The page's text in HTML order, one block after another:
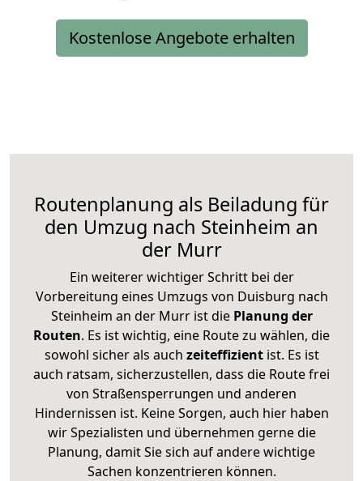
Kostenlose Angebote erhalten
Routenplanung als Beiladung für
den Umzug nach Steinheim an
der Murr
Ein weiterer wichtiger Schritt bei der
Vorbereitung eines Umzugs von Duisburg nach
Steinheim an der Murr ist diePlanung der
Routen. Es ist wichtig, eine Route zu wählen, die
sowohl sicher als auch zeiteffizientist. Es ist
auch ratsam, sicherzustellen, dass die Route frei
von Straßensperrungen und anderen
Hindernissen ist. Keine Sorgen, auch hier haben
wir Spezialisten und übernehmen gerne die
Planung, damit Sie sich auf andere wichtige
Sachen konzentrieren können.